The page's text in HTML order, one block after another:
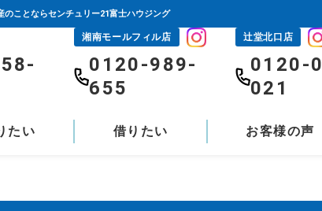
ことならセンチュリー21富士ハウジング
湘南モールフィル店
0120-989-
655
辻堂北口店
0120-
021
たい 借りたい お客様の声